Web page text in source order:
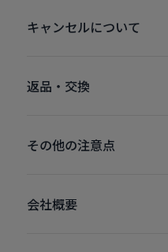
キャンセルについて
返品・交換
その他の注意点
会社概要